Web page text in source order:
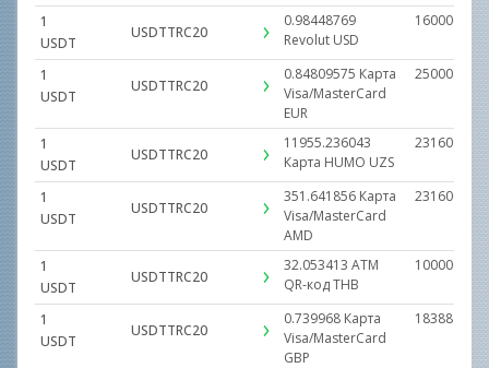
1
USDT
USDTTRC20
0.98448769
Revolut USD
1
USDT
USDTTRC20
0.84809575 Карта
Visa/MasterCard
EUR
1
USDT
USDTTRC20
11955.236043
Карта HUMO UZS
1
USDT
USDTTRC20
351.641856 Карта
Visa/MasterCard
AMD
1
USDT
USDTTRC20
32.053413 ATM
QR-кодTHB
1
USDT
USDTTRC20
0.739968 Карта
Visa/MasterCard
GBP